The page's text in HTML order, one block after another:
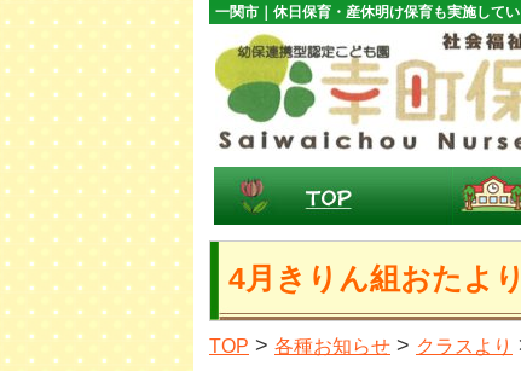
一関市｜休日保育・産休明け保育も実施してい
4月きりん組おたより
TOP > 各種お知らせ > クラスより